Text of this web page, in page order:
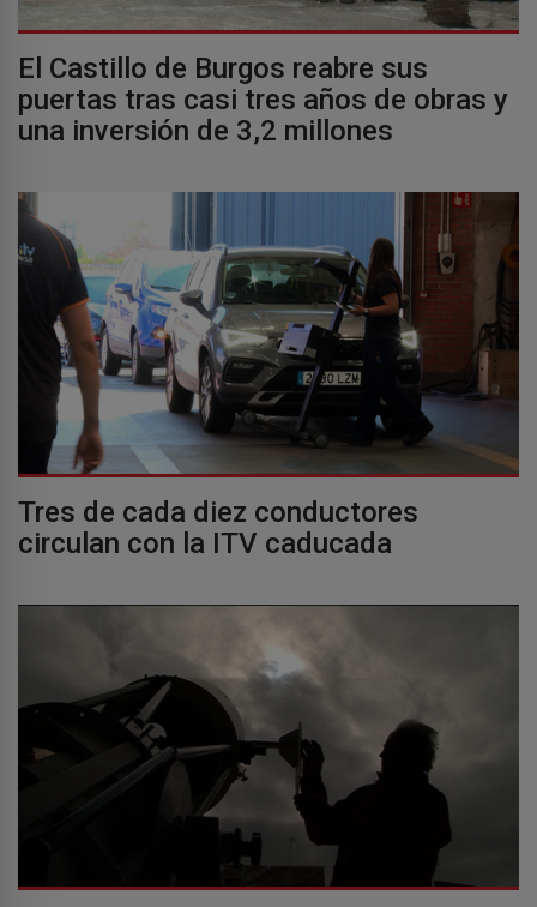
El Castillo de Burgos reabre sus
puertas tras casi tres años de obras y
una inversión de 3,2 millones
Tres de cada diez conductores
circulan con la ITV caducada